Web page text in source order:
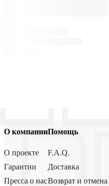
О компании
О проекте
Гарантии
Пресса о нас
Помощь
F.A.Q.
Доставка
Возврат и отмена